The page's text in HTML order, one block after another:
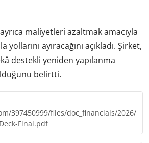
maliyetleri azaltmak amacıyla
yollarını ayıracağını açıkladı. Şirket,
destekli yeniden yapılanma
belirtti.
397450999/files/doc_financials/2026/
Final.pdf